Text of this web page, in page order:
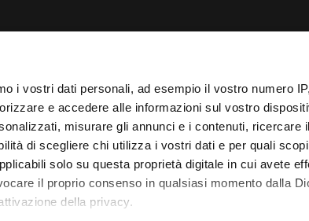
i vostri dati personali, ad esempio il vostro numero
e accedere alle informazioni sul vostro
misurare gli annunci e i contenuti, ricercare
di scegliere chi utilizza i vostri dati e per quali
solo su questa proprietà digitale in cui avete
il proprio consenso in qualsiasi momento dalla
della privacy.
–Termini e Condizioni – Le immagini stock sono parzialmente fornite da
del 13/03/2024|info@cocooners.com| RC Unipol 198891541 |